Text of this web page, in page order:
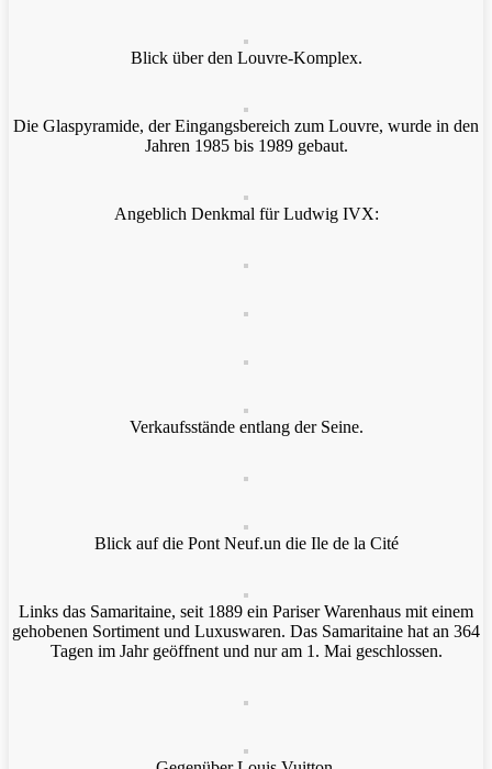
Blick über den Louvre-Komplex.
Die Glaspyramide, der Eingangsbereich zum Louvre, wurde in den
Jahren 1985 bis 1989 gebaut.
Angeblich Denkmal für Ludwig IVX:
Verkaufsstände entlang der Seine.
Blick auf die Pont Neuf.un die Ile de la Cité
Links das Samaritaine, seit 1889 ein Pariser Warenhaus mit einem
gehobenen Sortiment und Luxuswaren. Das Samaritaine hat an 364
Tagen im Jahr geöffnent und nur am 1. Mai geschlossen.